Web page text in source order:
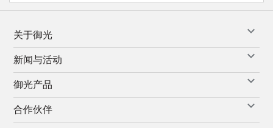
关于御光
新闻与活动
御光产品
合作伙伴